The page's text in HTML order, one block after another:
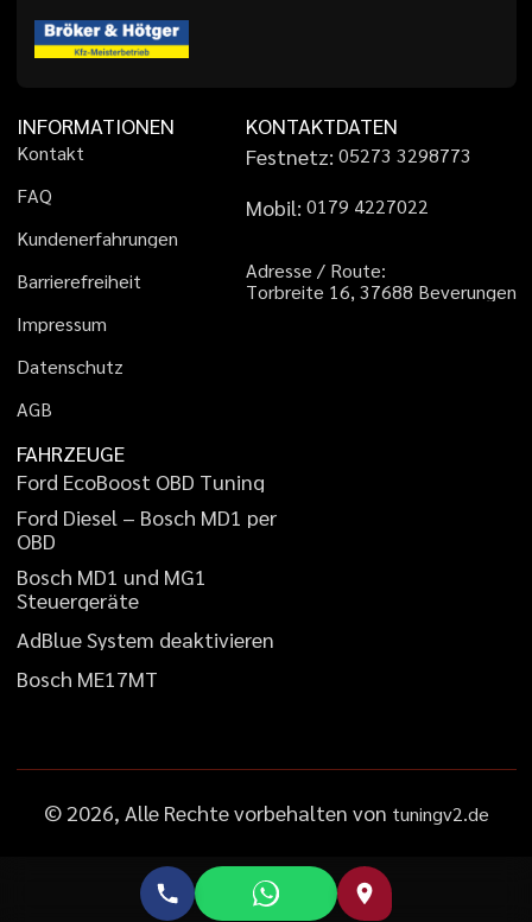
INFORMATIONEN
Kontakt
FAQ
Kundenerfahrungen
Barrierefreiheit
Impressum
Datenschutz
AGB
KONTAKTDATEN
Festnetz: 05273 3298773
Mobil: 01 79 4227022
Adresse / Route:
Torbreite 16, 37688 Beverungen
FAHRZEUGE
Ford EcoBoost OBD Tuning
Ford Diesel – Bosch MD1 per
OBD
Bosch MD1 und MG1
Steuergeräte
AdBlueSystem deaktivieren
Bosch ME17MT
© 2026, Alle Rechte vorbehalten von tuningv2.de